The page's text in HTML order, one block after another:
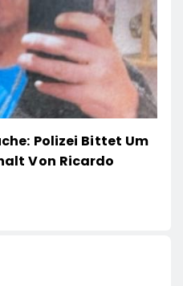
Polizei Bittet Um
Von Ricardo